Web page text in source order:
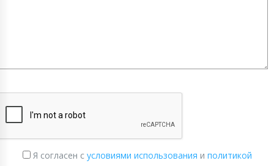
Я согласен с условиями использования и политикой